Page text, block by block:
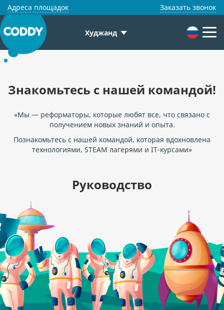
Адреса площадок Заказать звонок
Худжанд
Знакомьтесь с нашей командой!
«Мы — реформаторы, которые любят все, что связано с
получением новых знаний и опыта.
Познакомьтесь с нашей командой, которая вдохновлена
технологиями, STEAM лагерями и IT-курсами»
Руководство